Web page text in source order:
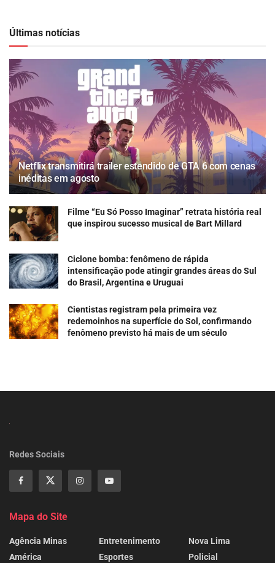
Últimas notícias
Netflix transmitirá trailer estendido de GTA 6 com cenas
inéditas em agosto
Filme “Eu Só Posso Imaginar” retrata história real
que inspirou sucesso musical de Bart Millard
Ciclone bomba: fenômeno de rápida
intensificação pode atingir grandes áreas do Sul
do Brasil, Argentina e Uruguai
Cientistas registram pela primeira vez
redemoinhos na superfície do Sol, confirmando
fenômeno previsto há mais de um século
Redes Sociais
Mapa do Site
Agência Minas
América
Entretenimento
Esportes
Nova Lima
Policial